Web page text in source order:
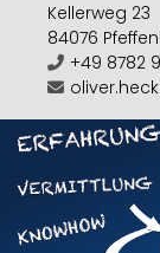
Kellerweg 23
84076
+49 8782